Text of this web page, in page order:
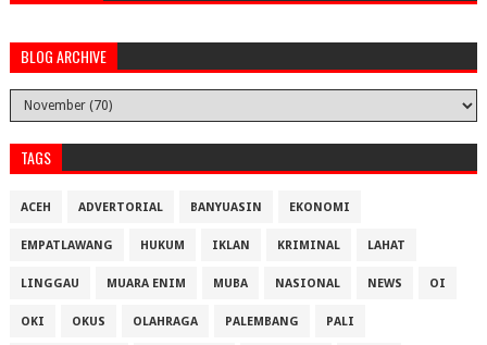
BLOG ARCHIVE
TAGS
ACEH ADVERTORIAL BANYUASIN EKONOMI
EMPATLAWANG HUKUM IKLAN KRIMINAL LAHAT
LINGGAU MUARA ENIM MUBA NASIONAL NEWS OI
OKI OKUS OLAHRAGA PALEMBANG PALI